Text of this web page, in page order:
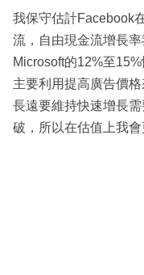
我保守估計Facebook
流，自由現金流增長
Microsoft的12%至
主要利用提高廣告價
長遠要維持快速增長
破，所以在估值上我會